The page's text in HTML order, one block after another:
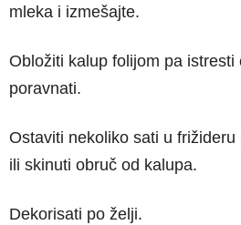
mleka i izmešajte.
Obložiti kalup folijom pa istresti
poravnati.
Ostaviti nekoliko sati u
ili skinuti obruč od kalupa.
Dekorisati po želji.